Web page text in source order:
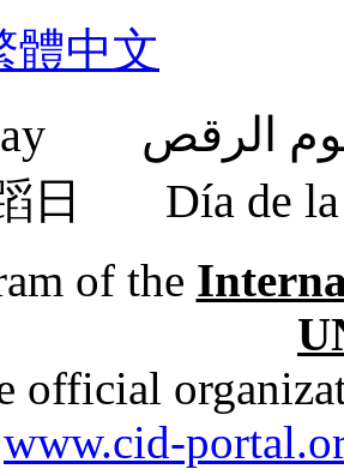
體中文
日 Día de
of the
official
www.cid-